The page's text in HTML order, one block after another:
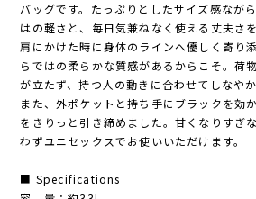
バッグです。たっぷりとしたサイズ感なが
はの軽さと、毎日気兼ねなく使える丈夫さ
肩にかけた時に身体のラインへ優しく寄り
らではの柔らかな質感があるからこそ。荷
が立たず、持つ人の動きに合わせてしなや
また、外ポケットと持ち手にブラックを効
をきりっと引き締めました。甘くなりすぎ
わずユニセックスでお使いいただけます。
■ Specifications